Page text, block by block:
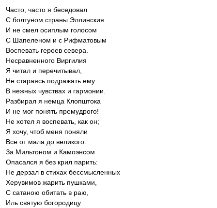
Часто, часто я беседовал
С болтуном страны Эллинския
И не смел осиплым голосом
С Шапеленом и с Рифматовым
Воспевать героев севера.
Несравненного Виргилия
Я читал и перечитывал,
Не стараясь подражать ему
В нежных чувствах и гармонии.
Разбирал я немца Клопштока
И не мог понять премудрого!
Не хотел я воспевать, как он;
Я хочу, чтоб меня поняли
Все от мала до великого.
За Мильтоном и Камоэнсом
Опасался я без крил парить:
Не дерзал в стихах бессмысленных
Херувимов жарить пушками,
С сатаною обитать в раю,
Иль святую богородицу